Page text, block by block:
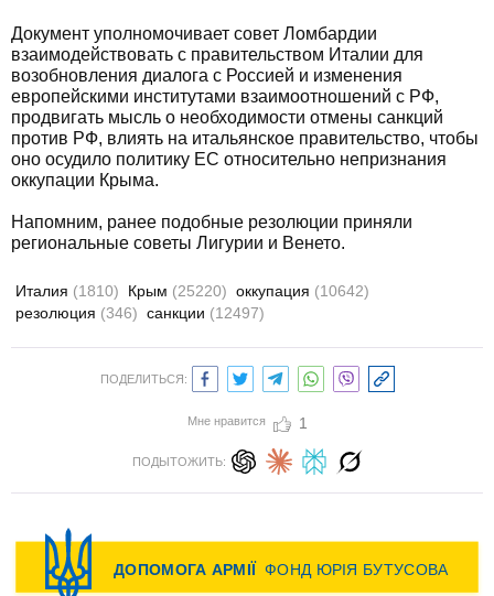
Документ уполномочивает совет Ломбардии
взаимодействовать с правительством Италии для
возобновления диалога с Россией и изменения
европейскими институтами взаимоотношений с РФ,
продвигать мысль о необходимости отмены санкций
против РФ, влиять на итальянское правительство, чтобы
оно осудило политику ЕС относительно непризнания
оккупации Крыма.
Напомним, ранее подобные резолюции приняли
региональные советы Лигурии и Венето.
Италия (1810) Крым (25220) оккупация (10642)
резолюция (346) санкции (12497)
ПОДЕЛИТЬСЯ:
Мне нравится 1
ПОДЫТОЖИТЬ: